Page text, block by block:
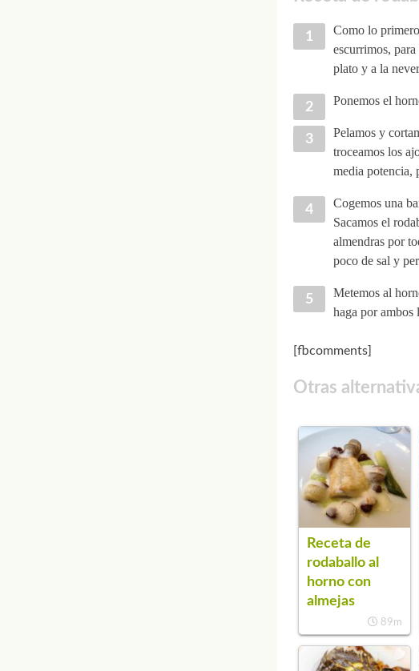
Como lo
escurrimos,
plato y a la
Ponemos el
Pelamos y
troceamos los
media potencia,
Cogemos una
Sacamos el
almendras por
poco de sal y
Metemos al
haga por ambos
[fbcomments]
Otras
Receta de
rodaballo al
horno con
almejas
89m